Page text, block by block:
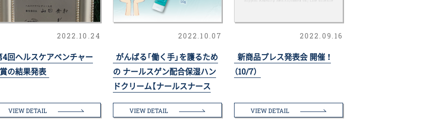
2022.10.24
4回ヘルスケアベンチャー
の結果発表
VIEW DETAIL
2022.10.07
がんばる「働く手」を護るため
の ナールスゲン配合保湿ハン
ドクリーム【ナールスナース
forハンズ】誕生！
VIEW DETAIL
2022.09.16
新商品プレス発表会 開催 ！
（10/7）
VIEW DETAIL